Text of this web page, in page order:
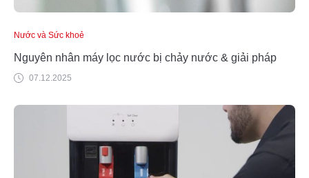
Nước và Sức khoẻ
Nguyên nhân máy lọc nước bị chảy nước & giải pháp
07.12.2025